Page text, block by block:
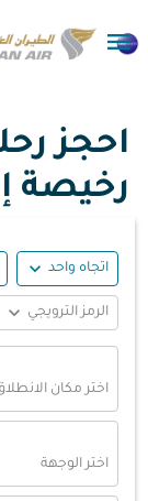

رخيصة
اتجاه واحد expand_more
الرمز الترويجي expand_more
اختر مكان
اختر الوجهة